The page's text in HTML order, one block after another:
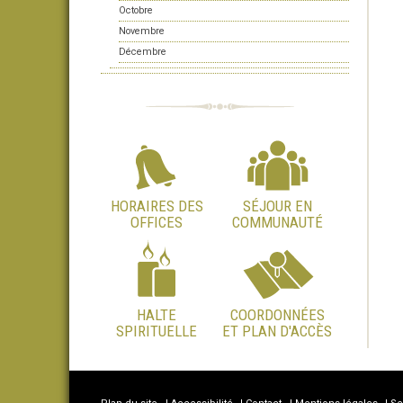
Octobre
Novembre
Décembre
HORAIRES DES
OFFICES
SÉJOUR EN
COMMUNAUTÉ
HALTE
SPIRITUELLE
COORDONNÉES
ET PLAN D'ACCÈS